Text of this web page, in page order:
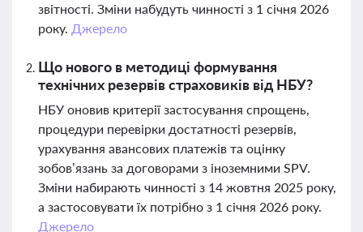
звітності. Зміни набудуть чинності з 1 січня 2026
року. Джерело
Що нового в методиці формування
технічних резервів страховиків від НБУ?
НБУ оновив критерії застосування спрощень,
процедури перевірки достатності резервів,
урахування авансових платежів та оцінку
зобов’язань за договорами з іноземними SPV.
Зміни набирають чинності з 14 жовтня 2025 року,
а застосовувати їх потрібно з 1 січня 2026 року.
Джерело